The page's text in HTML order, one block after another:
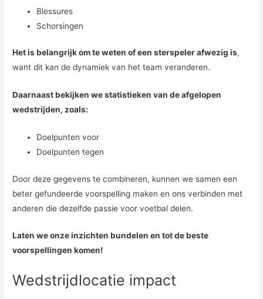
Blessures
Schorsingen
Het is belangrijk om te weten of een sterspeler afwezig is,
want dit kan de dynamiek van het team veranderen.
Daarnaast bekijken we statistieken van de afgelopen
wedstrijden, zoals:
Doelpunten voor
Doelpunten tegen
Door deze gegevens te combineren, kunnen we samen een
beter gefundeerde voorspelling maken en ons verbinden met
anderen die dezelfde passie voor voetbal delen.
Laten we onze inzichten bundelen en tot de beste
voorspellingen komen!
Wedstrijdlocatie impact